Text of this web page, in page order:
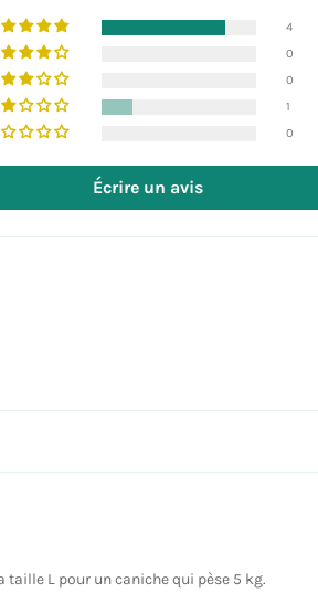
4
0
0
1
0
Écrire un avis
taille L pour un caniche qui pèse 5 kg.